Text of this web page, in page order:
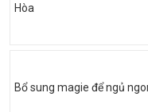
Hòa
Bổ sung magie để ngủ